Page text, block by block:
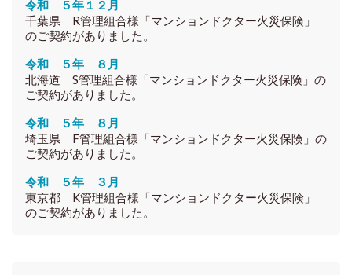
令和 ５年１２月
千葉県 R管理組合様「マンションドクター火災保険」
のご契約がありました。
令和 ５年 ８月
北海道 S管理組合様「マンションドクター火災保険」の
ご契約がありました。
令和 ５年 ８月
埼玉県 F管理組合様「マンションドクター火災保険」の
ご契約がありました。
令和 ５年 ３月
東京都 K管理組合様「マンションドクター火災保険」
のご契約がありました。